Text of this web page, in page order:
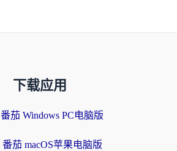
下载应用
番茄 Windows PC电脑版
番茄 macOS苹果电脑版